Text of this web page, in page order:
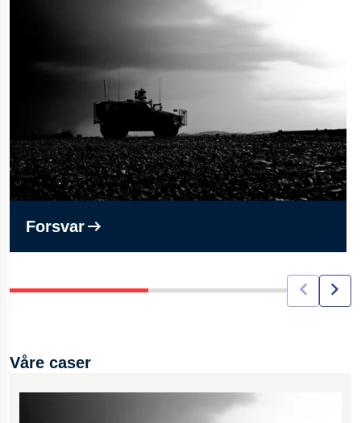
CE-merkede produkter tilgjengelig som samsvarer med
Store lokale lager for rask forsendelse og levering
E-handelsløsninger for enkel bestillingende
Teknisk støtte på stedet
Prosjektering med CAD-tegninger
Skreddersydde løsninger tilpasset din applikasjon
kundens behov
Omfattende utvalg og lager av tilbehør, inkludert
endefester, braketter, låserør, beskyttelsesrør og
Forsvar
Våre caser